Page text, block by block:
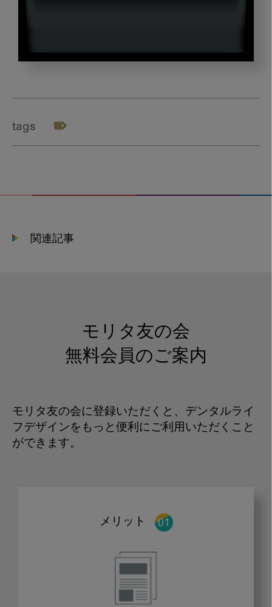
tags
関連記事
モリタ友の会
無料会員のご案内
モリタ友の会に登録いただくと、デンタルライ
フデザインをもっと便利にご利用いただくこと
ができます。
メリット